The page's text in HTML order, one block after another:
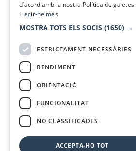
d’acord amb la nostra Política de galetes.
Llegir-ne més
MOSTRA TOTS ELS SOCIS (1650) →
ESTRICTAMENT NECESSÀRIES
RENDIMENT
ORIENTACIÓ
FUNCIONALITAT
NO CLASSIFICADES
ACCEPTA-HO TOT